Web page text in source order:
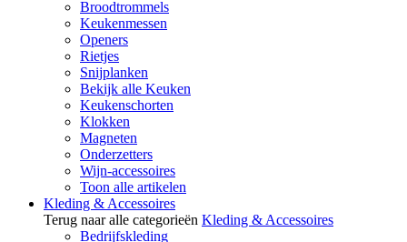
Broodtrommels
Keukenmessen
Openers
Rietjes
Snijplanken
Bekijk alle Keuken
Keukenschorten
Klokken
Magneten
Onderzetters
Wijn-accessoires
Toon alle artikelen
Kleding & Accessoires
Terug naar alle categorieën Kleding & Accessoires
Bedrijfskleding